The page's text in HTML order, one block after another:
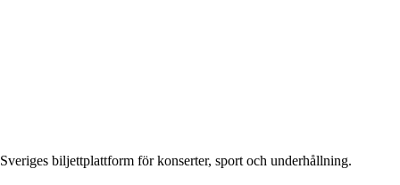
Sveriges biljettplattform för konserter, sport och underhållning.